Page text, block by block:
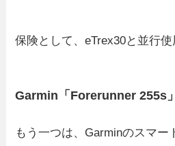
保険として、eTrex30と並行使
Garmin「Forerunner 255s」
もう一つは、Garminのスマー